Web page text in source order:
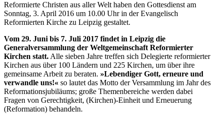
Reformierte Christen aus aller Welt haben den Gottesdienst am
Sonntag, 3. April 2016 um 10.00 Uhr in der Evangelisch
Reformierten Kirche zu Leipzig gestaltet.
Vom 29. Juni bis 7. Juli 2017 findet in Leipzig die
Generalversammlung der Weltgemeinschaft Reformierter
Kirchen statt.Alle sieben Jahre treffen sich Delegierte reformierter
Kirchen aus über 100 Ländern und 225 Kirchen, um über ihre
gemeinsame Arbeit zu beraten. »Lebendiger Gott, erneure und
verwandle uns!« so lautet das Motto der Versammlung im Jahr des
Reformationsjubiläums; große Themenbereiche werden dabei
Fragen von Gerechtigkeit, (Kirchen)-Einheit und Erneuerung
(Reformation) behandeln.